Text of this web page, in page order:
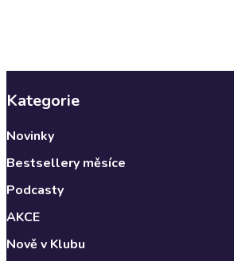
Kategorie
Novinky
Bestsellery měsíce
Podcasty
AKCE
Nově v Klubu